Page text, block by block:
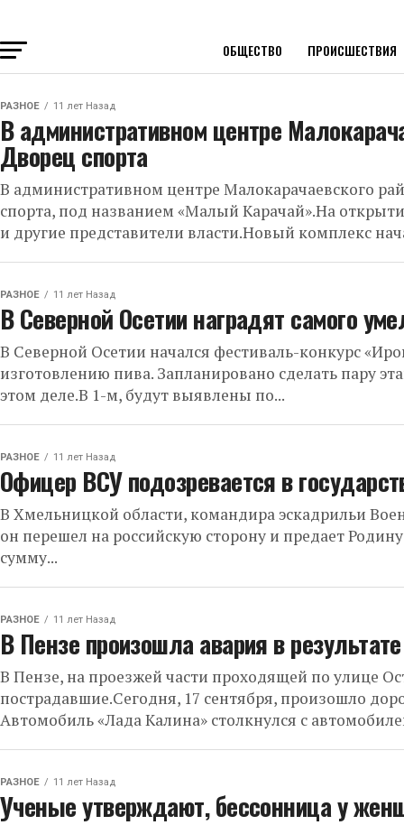
ОБЩЕСТВО ПРОИСШЕСТВИЯ
РАЗНОЕ 11 лет Назад
В административном центре
Дворец спорта
В административном центре Малокарачаевского
спорта, под названием «Малый Карачай».На
и другие представители власти.Новый комплекс
РАЗНОЕ 11 лет Назад
В Северной Осетии наградят самого
В Северной Осетии начался фестиваль-конкурс
изготовлению пива. Запланировано сделать пару
этом деле.В 1-м, будут выявлены по...
РАЗНОЕ 11 лет Назад
Офицер ВСУ подозревается в
В Хмельницкой области, командира эскадрильи
он перешел на российскую сторону и предает
сумму...
РАЗНОЕ 11 лет Назад
В Пензе произошла авария в
В Пензе, на проезжей части проходящей по улице
пострадавшие.Сегодня, 17 сентября, произошло
Автомобиль «Лада Калина» столкнулся с
РАЗНОЕ 11 лет Назад
Ученые утверждают, бессонница у